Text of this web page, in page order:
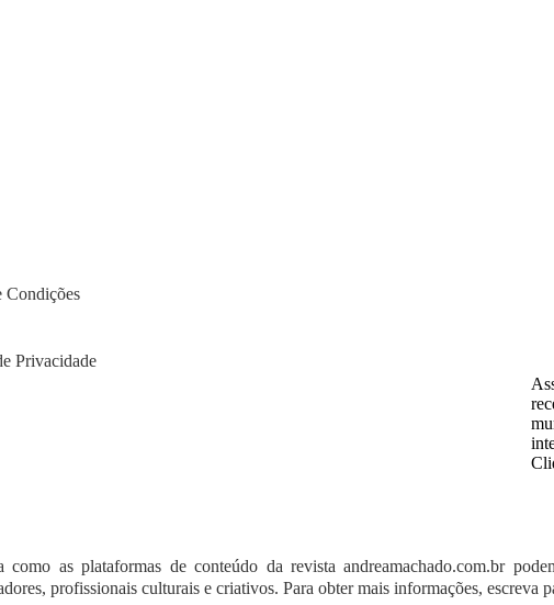
Condições
Privacidade
como as plataformas de conteúdo da revista andreamachado.com.br
profissionais culturais e criativos. Para obter mais informações, escreva